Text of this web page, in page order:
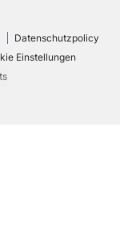
Datenschutzpolicy
Einstellungen